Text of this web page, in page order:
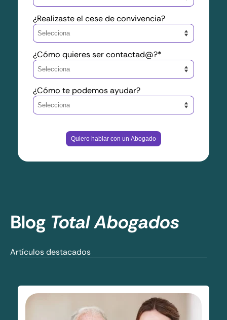
¿Realizaste el cese de convivencia?
¿Cómo quieres ser contactad@?*
¿Cómo te podemos ayudar?
Blog Total Abogados
Artículos destacados